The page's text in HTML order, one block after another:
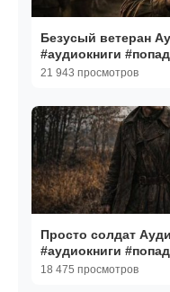
Безусый ветеран
#аудиокниги
21 943 просмотров
Просто солдат
#аудиокниги
18 475 просмотров